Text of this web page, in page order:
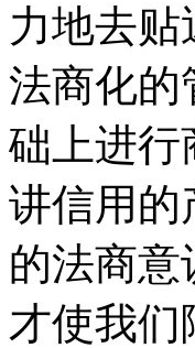
力地去
法商化的
础上进行
讲信用的
的法商
才使我们